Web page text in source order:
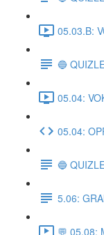
05.03.B:
🔵
05.04:
05.04:
🔵
5.06:
💬 05.08: